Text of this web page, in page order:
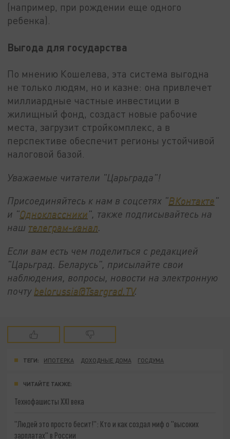
(например, при рождении еще одного
ребенка).
Выгода для государства
По мнению Кошелева, эта система выгодна
не только людям, но и казне: она привлечет
миллиардные частные инвестиции в
жилищный фонд, создаст новые рабочие
места, загрузит стройкомплекс, а в
перспективе обеспечит регионы устойчивой
налоговой базой.
Уважаемые читатели "Царьграда"!
Присоединяйтесь к нам в соцсетях "ВКонтакте"
и "Одноклассники", также подписывайтесь на
наш телеграм-канал.
Если вам есть чем поделиться с редакцией
"Царьград. Беларусь", присылайте свои
наблюдения, вопросы, новости на электронную
почту belorussia@Tsargrad.TV.
ТЕГИ: ИПОТЕРКА ДОХОДНЫЕ ДОМА ГОСДУМА
ЧИТАЙТЕ ТАКЖЕ:
Технофашисты XXI века
"Людей это просто бесит!": Кто и как создал миф о "высоких
зарплатах" в России